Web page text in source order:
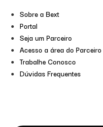
Sobre a Bext
Portal
Seja um Parceiro
Acesso a área do Parceiro
Trabalhe Conosco
Dúvidas Frequentes